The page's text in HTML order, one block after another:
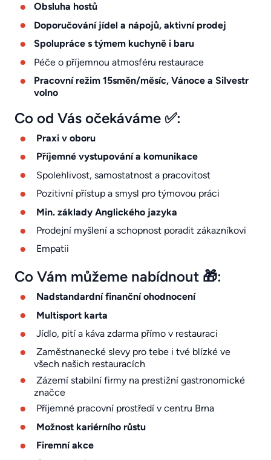
Obsluha hostů
Doporučování jídel a nápojů, aktivní prodej
Spolupráce s týmem kuchyně i baru
Péče o příjemnou atmosféru restaurace
Pracovní režim 15směn/měsíc, Vánoce a Silvestr
volno
Co od Vás očekáváme ✅:
Praxi v oboru
Příjemné vystupování a komunikace
Spolehlivost, samostatnost a pracovitost
Pozitivní přístup a smysl pro týmovou práci
Min. základy Anglického jazyka
Prodejní myšlení a schopnost poradit zákazníkovi
Empatii
Co Vám můžeme nabídnout 🎁:
Nadstandardní finanční ohodnocení
Multisport karta
Jídlo, pití a káva zdarma přímo v restauraci
Zaměstnanecké slevy pro tebe i tvé blízké ve
všech našich restauracích
Zázemí stabilní firmy na prestižní gastronomické
značce
Příjemné pracovní prostředí v centru Brna
Možnost kariérního růstu
Firemní akce